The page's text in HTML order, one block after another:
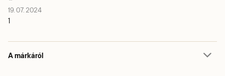
19. 07. 2024
1
A márkáról